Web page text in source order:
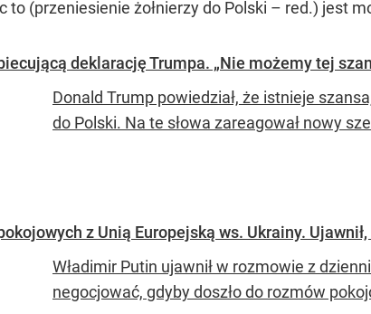
to (przeniesienie żołnierzy do Polski – red.) jest
deklarację Trumpa. „Nie możemy tej
Donald Trump powiedział, że istnieje
do Polski. Na te słowa zareagował nowy
z Unią Europejską ws. Ukrainy.
Władimir Putin ujawnił w rozmowie z
negocjować, gdyby doszło do rozmów